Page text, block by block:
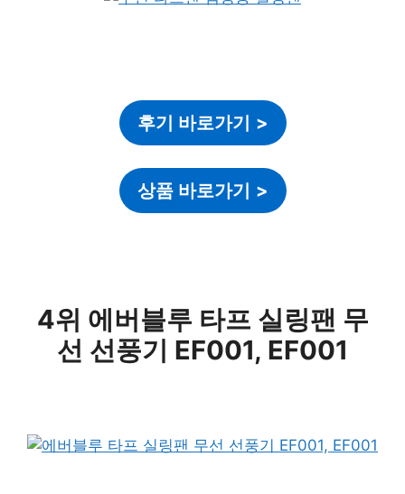
후기 바로가기 >
상품 바로가기 >
4위 에버블루 타프 실링팬 무
선 선풍기 EF001, EF001